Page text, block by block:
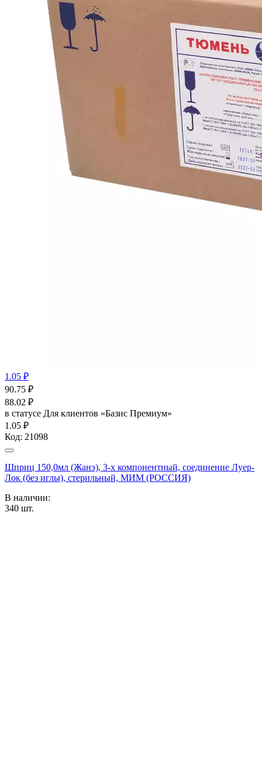
1.05 ₽
90.75 ₽
88.02 ₽
в статусе Для клиентов «Базис Премиум»
1.05 ₽
Код: 21098
Шприц 150,0мл (Жанэ), 3-х компонентный, соединение Луер-
Лок (без иглы), стерильный, МИМ (РОССИЯ)
В наличии:
340 шт.